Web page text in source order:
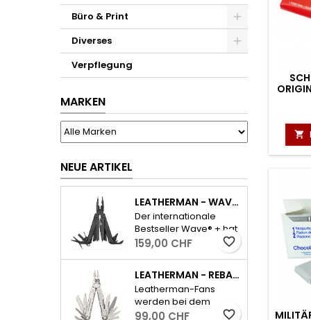
Büro & Print
Diverses
Verpflegung
MARKEN
NEUE ARTIKEL
LEATHERMAN - WAVE PLUS INKL. ETUI - SCHWARZ
Der internationale
Bestseller Wave® + hat
alle wichtigen Tools für
den Alltag und dazu
auswechselbaren,
widerstandsfähigen
Drahtschneider.
- Feststellbare
159,00 CHF favorite_border
LEATHERMAN - REBAR - SILBER
Leatherman-Fans
werden bei dem
neuen Rebar sofort die
99,00 CHF favorite_border
